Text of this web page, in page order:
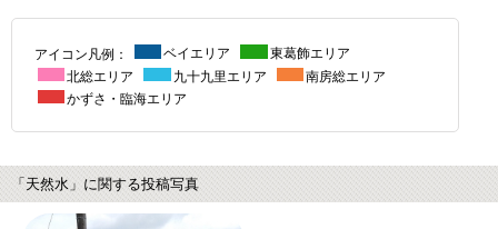
アイコン凡例： ベイエリア
東葛飾エリア
北総エリア
九十九里エリア
南房総エリア
かずさ・臨海エリア
「天然水」に関する投稿写真